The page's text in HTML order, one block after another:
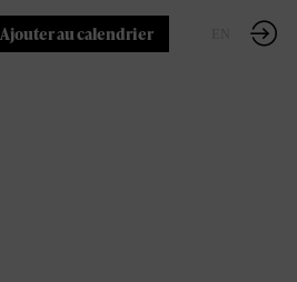
Ajouter au calendrier